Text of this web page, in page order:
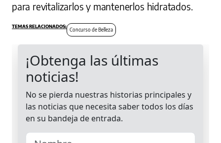
para revitalizarlos y mantenerlos hidratados.
Concurso de Belleza